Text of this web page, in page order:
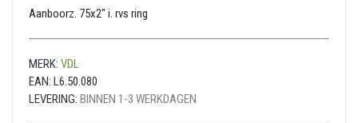
Aanboorz. 75x2" i. rvs ring
MERK: VDL
EAN: L6.50.080
LEVERING: BINNEN 1-3 WERKDAGEN